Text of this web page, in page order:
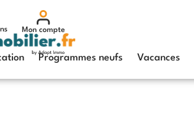
Mon compte
Programmes neufs Vacances